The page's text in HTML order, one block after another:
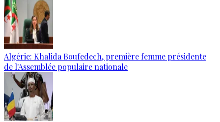
Algérie: Khalida Boufedech, première femme présidente
de l'Assemblée populaire nationale